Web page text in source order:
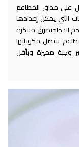
على مذاق المطاعم
التي يمكن إعدادها
الدجاجبطرق مبتكرة
بفضل مكوناتها
وجبة مميزة وبأقل